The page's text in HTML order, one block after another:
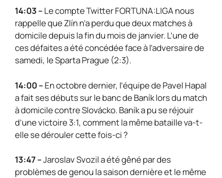
14:03 –Le compte Twitter FORTUNA:LIGA nous
rappelle que Zlín n’a perdu que deux matches à
domicile depuis la fin du mois de janvier. L’une de
ces défaites a été concédée face à l’adversaire de
samedi, le Sparta Prague (2:3).
14:00 –En octobre dernier, l’équipe de Pavel Hapal
a fait ses débuts sur le banc de Baník lors du match
à domicile contre Slovácko. Baník a pu se réjouir
d’une victoire 3:1, comment la même bataille va-t-
elle se dérouler cette fois-ci ?
13:47 –Jaroslav Svozil a été gêné par des
problèmes de genou la saison dernière et le même